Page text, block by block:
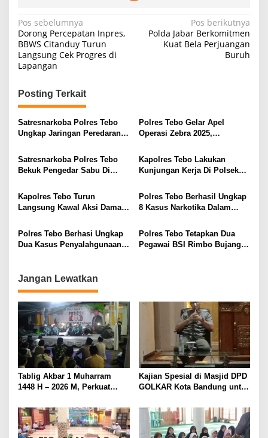
Navigasi
pos
Pos sebelumnya
Dorong Percepatan Inpres,
BBWS Citanduy Turun
Langsung Cek Progres di
Lapangan
Pos berikutnya
Polda Jabar Berkomitmen
Kuat Bela Perjuangan
Buruh
Posting Terkait
Satresnarkoba Polres Tebo
Ungkap Jaringan Peredaran
Dengan BB 6,98 Gram
Polres Tebo Gelar Apel
Operasi Zebra 2025,
dan Tingkatkan Pelayanan
kepada Masyarakat
Satresnarkoba Polres Tebo
Bekuk Pengedar Sabu Di
Kapolres Tebo Lakukan
Kunjungan Kerja Di Polsek
Kapolres Tebo Turun
Langsung Kawal Aksi Damai
Mahasiswa: Tuntut Kejelasan
Status Lahan HGU PT. TI
Polres Tebo Berhasil Ungkap
8 Kasus Narkotika Dalam
Polres Tebo Berhasi Ungkap
Dua Kasus Penyalahgunaan
Polres Tebo Tetapkan Dua
Pegawai BSI Rimbo Bujang
Jangan Lewatkan
Tablig Akbar 1 Muharram
1448 H – 2026 M, Perkuat
Cisarua & Masyarakat
Kajian Spesial di Masjid DPD
GOLKAR Kota Bandung untuk
Keimanan dan Ketakwaan
Generasi Muda